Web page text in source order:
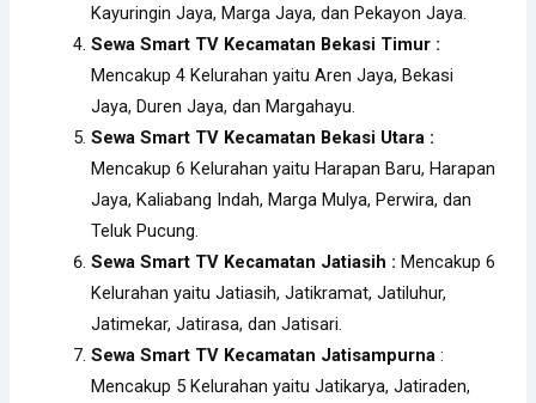
Kayuringin Jaya, Marga Jaya, dan Pekayon Jaya.
Sewa Smart TV Kecamatan Bekasi Timur :
Mencakup 4 Kelurahan yaitu Aren Jaya, Bekasi
Jaya, Duren Jaya, dan Margahayu.
Sewa Smart TV Kecamatan Bekasi Utara :
Mencakup 6 Kelurahan yaitu Harapan Baru, Harapan
Jaya, Kaliabang Indah, Marga Mulya, Perwira, dan
Teluk Pucung.
Sewa Smart TV Kecamatan Jatiasih : Mencakup 6
Kelurahan yaitu Jatiasih, Jatikramat, Jatiluhur,
Jatimekar, Jatirasa, dan Jatisari.
Sewa Smart TV Kecamatan Jatisampurna :
Mencakup 5 Kelurahan yaitu Jatikarya, Jatiraden,